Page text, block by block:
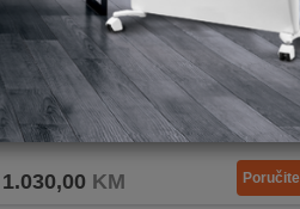
Dyson
Airwrap Comp. Pink/Rose
Gold+Wavy
Uvijač za kosu, 1300 W, kovrče, valovi, ra
vnanje, sušenje
1.030,00 KM Poručite